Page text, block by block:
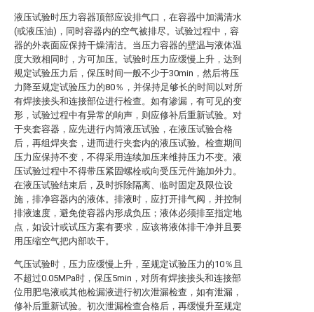
液压试验时压力容器顶部应设排气口，在容器中加满清水
(或液压油)，同时容器内的空气被排尽。试验过程中，容
器的外表面应保持干燥清洁。当压力容器的壁温与液体温
度大致相同时，方可加压。试验时压力应缓慢上升，达到
规定试验压力后，保压时间一般不少于30min，然后将压
力降至规定试验压力的80％，并保持足够长的时间以对所
有焊接接头和连接部位进行检查。如有渗漏，有可见的变
形，试验过程中有异常的响声，则应修补后重新试验。对
于夹套容器，应先进行内筒液压试验，在液压试验合格
后，再组焊夹套，进而进行夹套内的液压试验。检查期间
压力应保持不变，不得采用连续加压来维持压力不变。液
压试验过程中不得带压紧固螺栓或向受压元件施加外力。
在液压试验结束后，及时拆除隔离、临时固定及限位设
施，排净容器内的液体。排液时，应打开排气阀，并控制
排液速度，避免使容器内形成负压；液体必须排至指定地
点，如设计或试压方案有要求，应该将液体排干净并且要
用压缩空气把内部吹干。
气压试验时，压力应缓慢上升，至规定试验压力的10％且
不超过0.05MPa时，保压5min，对所有焊接接头和连接部
位用肥皂液或其他检漏液进行初次泄漏检查，如有泄漏，
修补后重新试验。初次泄漏检查合格后，再缓慢升至规定